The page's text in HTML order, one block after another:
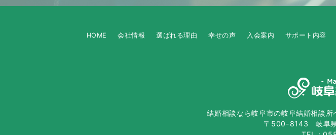
HOME 会社情報 選ばれる理由 幸せの声 入会案内 サポート内容
結婚相談なら岐阜市の岐阜結婚相談所
〒500-8143 岐阜県